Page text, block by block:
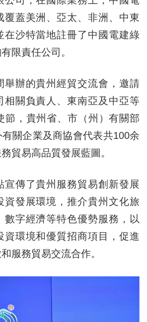
覆蓋美洲、亞太、非洲、中東
在沙特當地註冊了中國電建綠
限責任公司。
辦的貴州經貿交流會，邀請
相關負責人、東南亞及中亞等
節，貴州省、市（州）有關部
關企業及商協會代表共100余
貿易高品質發展藍圖。
傳了貴州服務貿易創新發展
資發展環境，推介貴州文化旅
數字經濟等特色優勢服務，以
資環境和優質招商項目，促進
服務貿易交流合作。